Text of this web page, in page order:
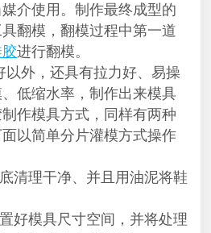
介使用。制作最终成型的
翻模，翻模过程中第一道
进行翻模。
以外，还具有拉力好、易操
低缩水率，制作出来模具
作模具方式，同样有两种
以简单分片灌模方式操作
清理干净、并且用油泥将鞋
好模具尺寸空间，并将处理